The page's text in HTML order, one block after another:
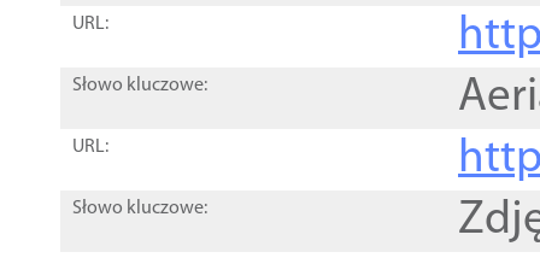
URL:
Słowo kluczowe:
URL:
Słowo kluczowe: